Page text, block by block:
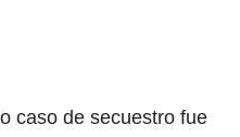
caso de secuestro fue